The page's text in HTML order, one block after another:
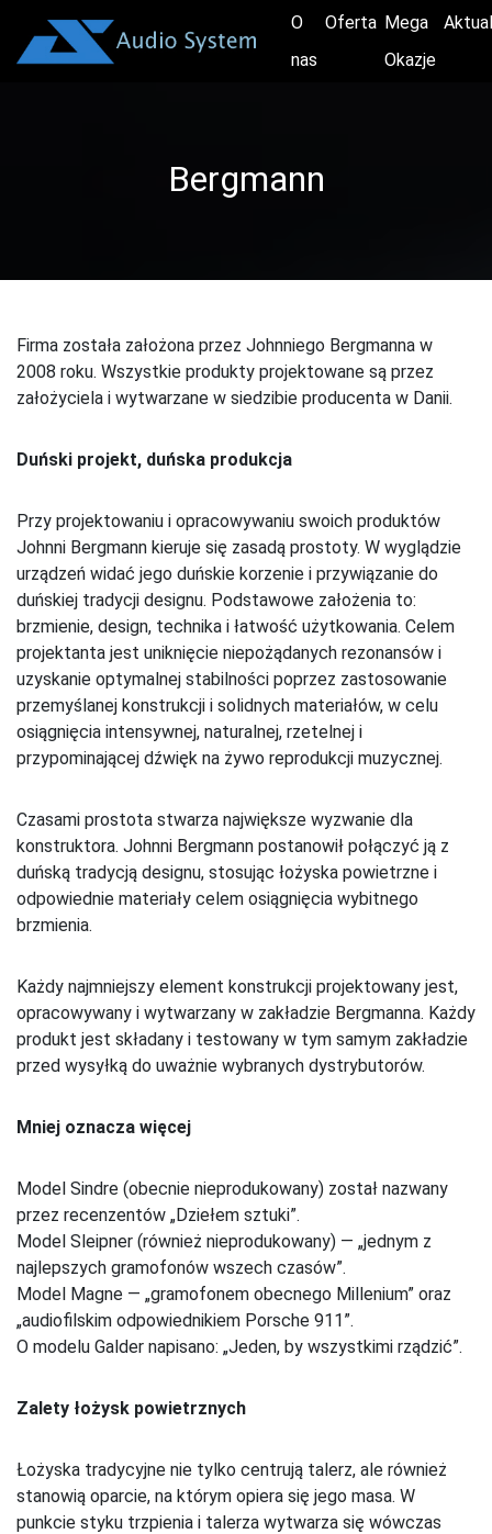
O
nas
Oferta Mega
Okazje
Bergmann
Firma została założona przez Johnniego Bergmanna w
2008 roku. Wszystkie produkty projektowane są przez
założyciela i wytwarzane w siedzibie producenta w Danii.
Duński projekt, duńska produkcja
Przy projektowaniu i opracowywaniu swoich produktów
Johnni Bergmann kieruje się zasadą prostoty. W wyglądzie
urządzeń widać jego duńskie korzenie i przywiązanie do
duńskiej tradycji designu. Podstawowe założenia to:
brzmienie, design, technika i łatwość użytkowania. Celem
projektanta jest uniknięcie niepożądanych rezonansów i
uzyskanie optymalnej stabilności poprzez zastosowanie
przemyślanej konstrukcji i solidnych materiałów, w celu
osiągnięcia intensywnej, naturalnej, rzetelnej i
przypominającej dźwięk na żywo reprodukcji muzycznej.
Czasami prostota stwarza największe wyzwanie dla
konstruktora. Johnni Bergmann postanowił połączyć ją z
duńską tradycją designu, stosując łożyska powietrzne i
odpowiednie materiały celem osiągnięcia wybitnego
brzmienia.
Każdy najmniejszy element konstrukcji projektowany jest,
opracowywany i wytwarzany w zakładzie Bergmanna. Każdy
produkt jest składany i testowany w tym samym zakładzie
przed wysyłką do uważnie wybranych dystrybutorów.
Mniej oznacza więcej
Model Sindre (obecnie nieprodukowany) został nazwany
przez recenzentów „Dziełem sztuki”.
Model Sleipner (również nieprodukowany) — „jednym z
najlepszych gramofonów wszech czasów”.
Model Magne — „gramofonem obecnego Millenium” oraz
„audiofilskim odpowiednikiem Porsche 911”.
O modelu Galder napisano: „Jeden, by wszystkimi rządzić”.
Zalety łożysk powietrznych
Łożyska tradycyjne nie tylko centrują talerz, ale również
stanowią oparcie, na którym opiera się jego masa. W
punkcie styku trzpienia i talerza wytwarza się wówczas